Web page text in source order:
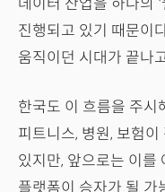
데이터 산업을 하나의
진행되고 있기 때문이
움직이던 시대가 끝나
한국도 이 흐름을 주시
피트니스, 병원, 보험
있지만, 앞으로는 이를
플랫폼이 승자가 될 가